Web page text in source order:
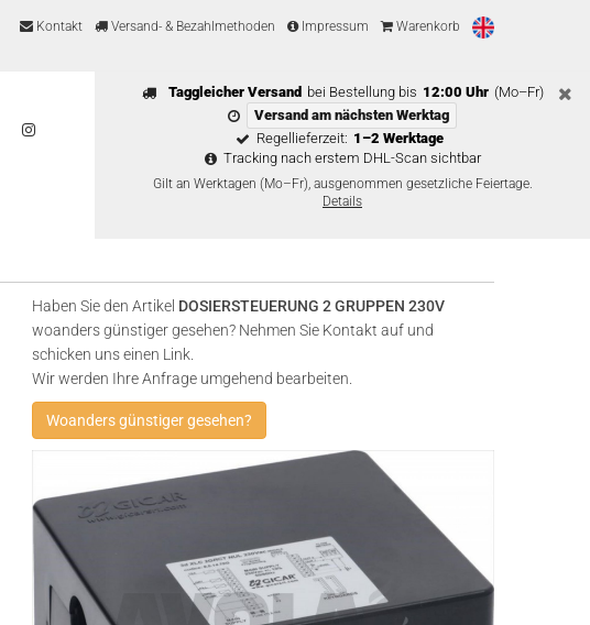
Kontakt Versand- & Bezahlmethoden Impressum Warenkorb
Taggleicher Versand bei Bestellung bis 12:00 Uhr (Mo–Fr)
Versand am nächsten Werktag
Regellieferzeit: 1–2 Werktage
Tracking nach erstem DHL-Scan sichtbar
Gilt an Werktagen (Mo–Fr), ausgenommen gesetzliche Feiertage.
Details
Haben Sie den Artikel DOSIERSTEUERUNG 2 GRUPPEN 230V
woanders günstiger gesehen? Nehmen Sie Kontakt auf und
schicken uns einen Link.
Wir werden Ihre Anfrage umgehend bearbeiten.
Woanders günstiger gesehen?